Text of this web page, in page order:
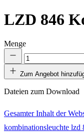
LZD 846
Menge
Zum Angebot
Dateien zum Download
Gesamter Inhalt der
kombinationsleuchte lzd